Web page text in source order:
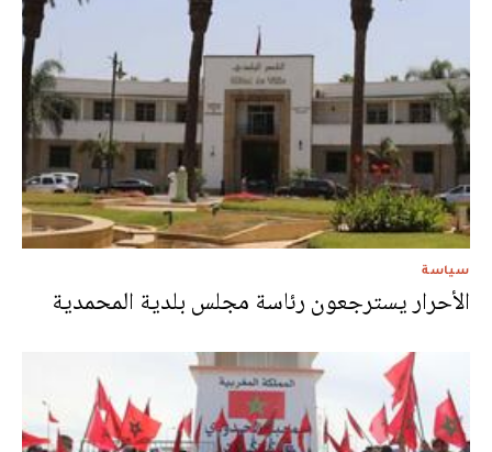
سياسة
الأحرار يسترجعون رئاسة مجلس بلدية المحمدية